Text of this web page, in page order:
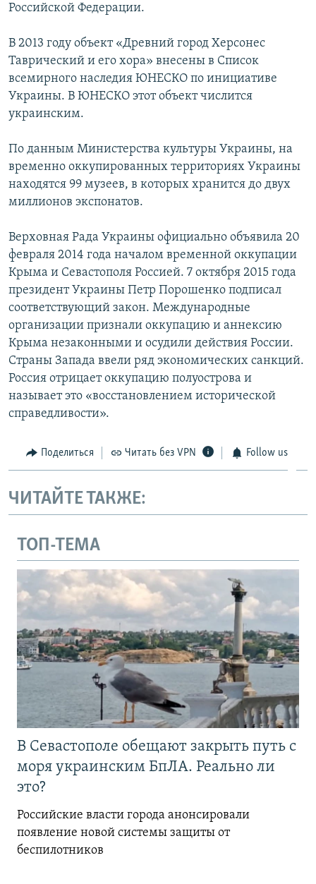
Российской Федерации.
В 2013 году объект «Древний город Херсонес
Таврический и его хора» внесены в Список
всемирного наследия ЮНЕСКО по инициативе
Украины. В ЮНЕСКО этот объект числится
украинским.
По данным Министерства культуры Украины, на
временно оккупированных территориях Украины
находятся 99 музеев, в которых хранится до двух
миллионов экспонатов.
Верховная Рада Украины официально объявила 20
февраля 2014 года началом временной оккупации
Крыма и Севастополя Россией. 7 октября 2015 года
президент Украины Петр Порошенко подписал
соответствующий закон. Международные
организации признали оккупацию и аннексию
Крыма незаконными и осудили действия России.
Страны Запада ввели ряд экономических санкций.
Россия отрицает оккупацию полуострова и
называет это «восстановлением исторической
справедливости».
Поделиться Читать без VPN Follow us
ЧИТАЙТЕ ТАКЖЕ:
ТОП-ТЕМА
В Севастополе обещают закрыть путь с
моря украинским БпЛА. Реально ли
это?
Российские власти города анонсировали
появление новой системы защиты от
беспилотников